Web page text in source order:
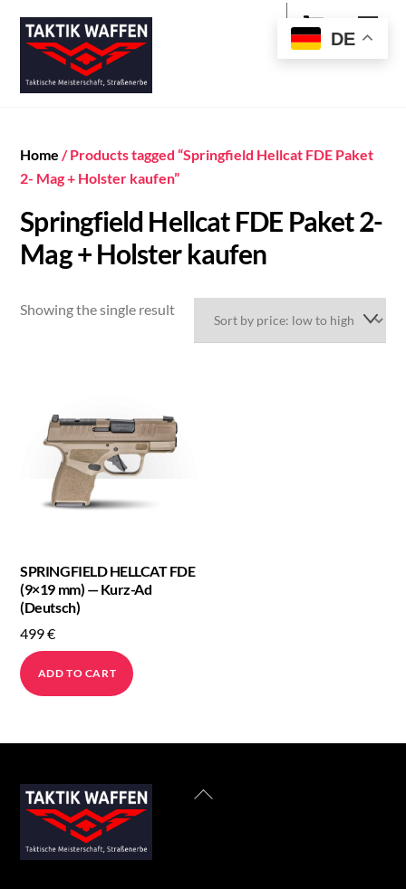
content
Cart
Home / Products tagged “Springfield Hellcat FDE Paket
2- Mag + Holster kaufen”
Springfield Hellcat FDE Paket 2-
Mag + Holster kaufen
Showing the single result
SPRINGFIELD HELLCAT FDE
(9×19 mm) — Kurz-Ad
(Deutsch)
499€
ADD TO CART
Back
DE